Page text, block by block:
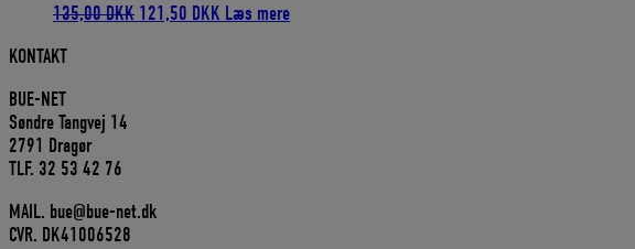
135,00DKK Den
121,50 DKK Den
Læs mere
KONTAKT
BUE-NET
Søndre Tangvej 14
2791 Dragør
TLF. 32 53 42 76
MAIL. bue@bue-net.dk
CVR. DK41006528